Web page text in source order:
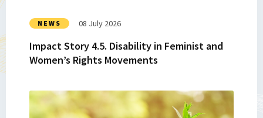
NEWS 08 July 2026
Impact Story 4.5. Disability in Feminist and
Women’s Rights Movements
Women’s
Rights
Movements
Read
more